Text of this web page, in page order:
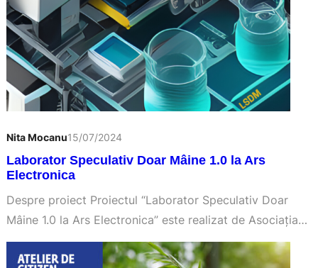
Nita Mocanu15/07/2024
Laborator Speculativ Doar Mâine 1.0 la Ars
Electronica
Despre proiect Proiectul “Laborator Speculativ Doar
Mâine 1.0 la Ars Electronica” este realizat de Asociația
Doar Mâine în parteneriat cu universitățile: UNATC, UVT,
UBB și UAV, precum și cu asociația Furna Art & Culture